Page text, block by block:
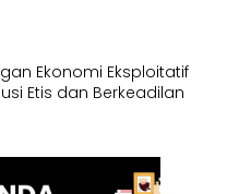
Ekonomi Eksploitatif
Etis dan Berkeadilan